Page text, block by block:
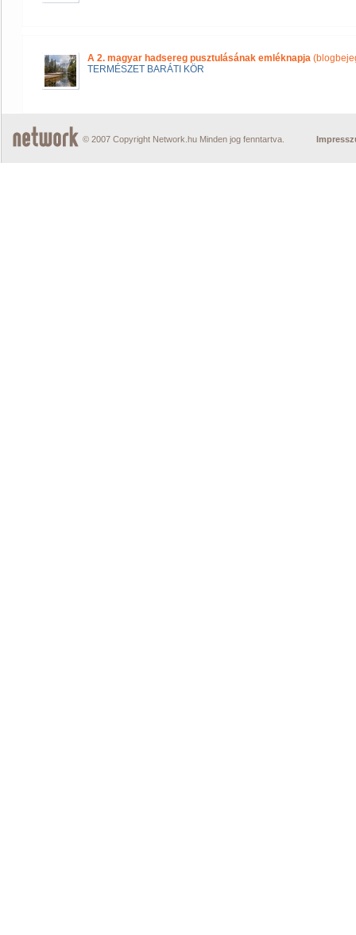
A 2. magyar hadsereg pusztulásának emléknapja
TERMÉSZET BARÁTI KÖR
© 2007 Copyright Network.hu Minden jog fenntartva.